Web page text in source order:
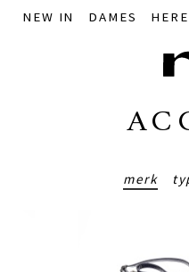
NEW IN DAMES
merk